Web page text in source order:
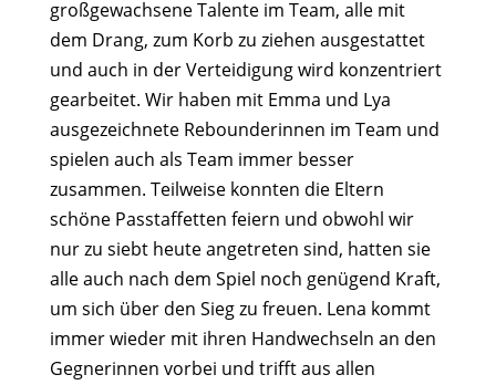
großgewachsene Talente im Team, alle mit
dem Drang, zum Korb zu ziehen ausgestattet
und auch in der Verteidigung wird konzentriert
gearbeitet. Wir haben mit Emma und Lya
ausgezeichnete Rebounderinnen im Team und
spielen auch als Team immer besser
zusammen. Teilweise konnten die Eltern
schöne Passtaffetten feiern und obwohl wir
nur zu siebt heute angetreten sind, hatten sie
alle auch nach dem Spiel noch genügend Kraft,
um sich über den Sieg zu freuen. Lena kommt
immer wieder mit ihren Handwechseln an den
Gegnerinnen vorbei und trifft aus allen